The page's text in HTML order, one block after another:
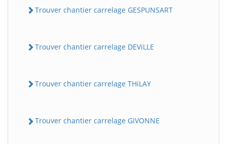
Trouver chantier carrelage GESPUNSART
Trouver chantier carrelage DEViLLE
Trouver chantier carrelage THiLAY
Trouver chantier carrelage GiVONNE